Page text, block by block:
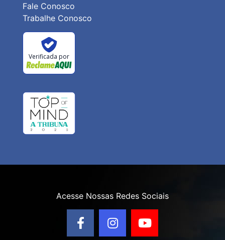
Fale Conosco
Trabalhe Conosco
Verificada por
Acesse Nossas Redes Sociais